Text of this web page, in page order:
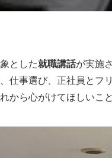
とした就職講話が実施
仕事選び、正社員とフ
から心がけてほしいこ